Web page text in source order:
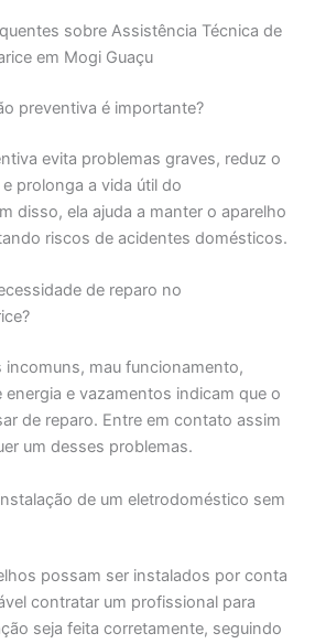
sobre Assistência Técnica de
em Mogi Guaçu
preventiva é importante?
evita problemas graves, reduz o
prolonga a vida útil do
disso, ela ajuda a manter o aparelho
riscos de acidentes domésticos.
de reparo no
mau funcionamento,
e vazamentos indicam que o
de reparo. Entre em contato assim
um desses problemas.
de um eletrodoméstico sem
possam ser instalados por conta
contratar um profissional para
seja feita corretamente, seguindo